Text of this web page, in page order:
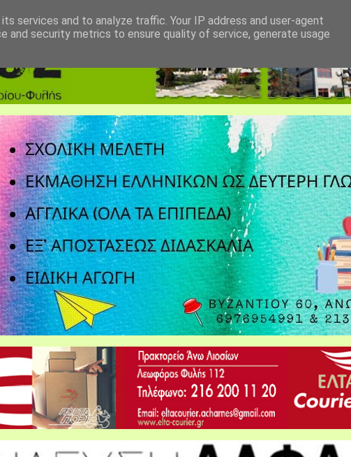
services and to analyze traffic. Your IP address and user-agent
and security metrics to ensure quality of service, generate usage